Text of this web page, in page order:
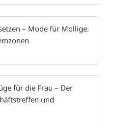
– Mode für Mollige:
für die Frau – Der
und